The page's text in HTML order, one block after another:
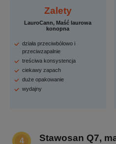
Zalety
LauroCann, Maść laurowa
konopna
działa przeciwbólowo i
przeciwzapalnie
treściwa konsystencja
ciekawy zapach
duże opakowanie
wydajny
Stawosan Q7,